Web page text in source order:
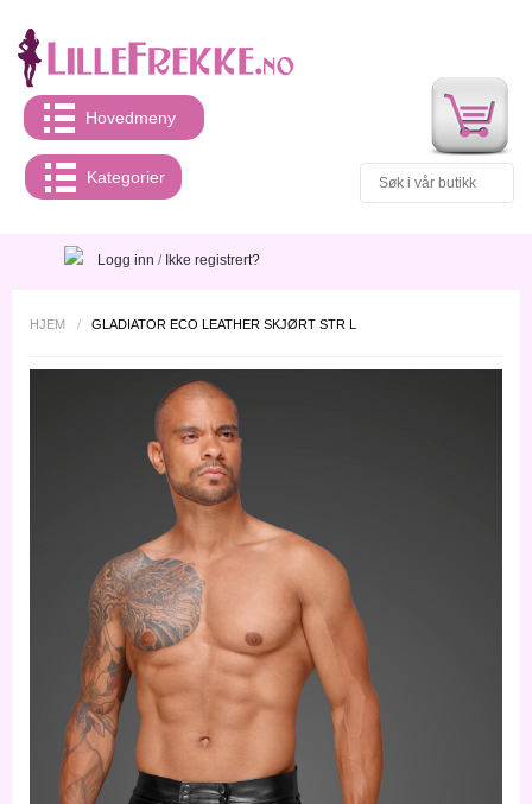
Hovedmeny
Kategorier
Logg inn / Ikke registrert?
HJEM / GLADIATOR ECO LEATHER SKJØRT STR L